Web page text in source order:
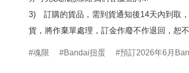
3)　訂購的貨品，需到貨通知後14天內到取
貨，將作棄單處理，訂金作廢不作退回，恕不
魂限 Bandai扭蛋 預訂2026年6月